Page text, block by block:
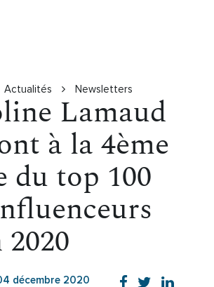
Actualités Newsletters
Lamaud
à la 4ème
du top 100
décembre 2020